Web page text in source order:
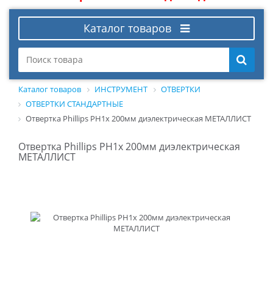
Каталог товаров
Каталог товаров ИНСТРУМЕНТ
ОТВЕРТКИ
ОТВЕРТКИ СТАНДАРТНЫЕ
Отвертка Phillips PH1х 200мм диэлектрическая МЕТАЛЛИСТ
Отвертка Phillips PH1х 200мм диэлектрическая
МЕТАЛЛИСТ